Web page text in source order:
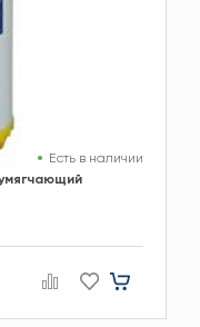
Есть в наличии
умягчающий